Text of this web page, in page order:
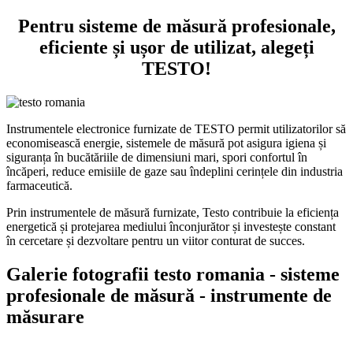
Pentru sisteme de măsură profesionale,
eficiente și ușor de utilizat, alegeți
TESTO!
Instrumentele electronice furnizate de TESTO permit utilizatorilor să
economisească energie, sistemele de măsură pot asigura igiena și
siguranța în bucătăriile de dimensiuni mari, spori confortul în
încăperi, reduce emisiile de gaze sau îndeplini cerințele din industria
farmaceutică.
Prin instrumentele de măsură furnizate, Testo contribuie la eficiența
energetică și protejarea mediului înconjurător și investește constant
în cercetare și dezvoltare pentru un viitor conturat de succes.
Galerie fotografii testo romania - sisteme
profesionale de măsură - instrumente de
măsurare